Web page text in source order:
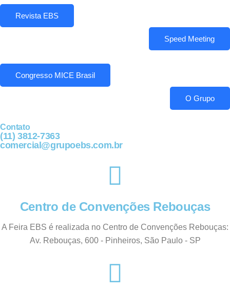
Revista EBS
Speed Meeting
Congresso MICE Brasil
O Grupo
Contato
(11) 3812-7363
comercial@grupoebs.com.br
Centro de Convenções Rebouças
A Feira EBS é realizada no Centro de Convenções Rebouças:
Av. Rebouças, 600 - Pinheiros, São Paulo - SP